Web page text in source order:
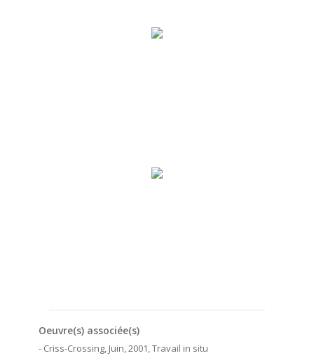
Oeuvre(s) associée(s)
- Criss-Crossing, Juin, 2001, Travail in situ